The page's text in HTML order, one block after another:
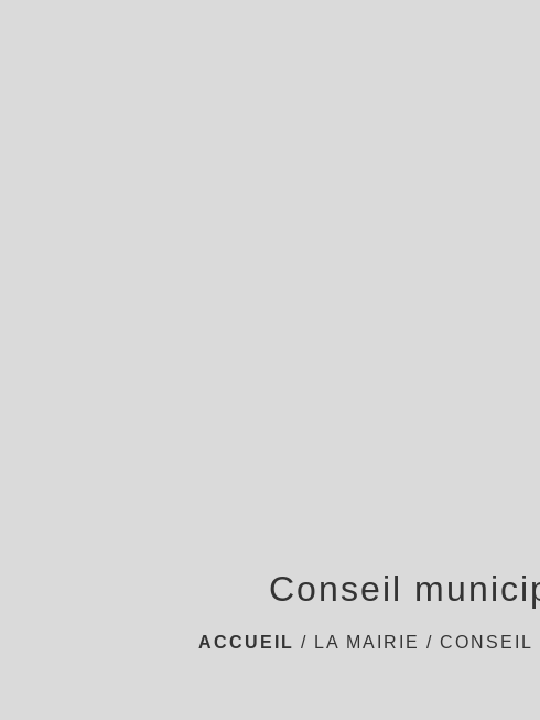
Conseil
ACCUEIL / LA MAIRIE / CONSEIL